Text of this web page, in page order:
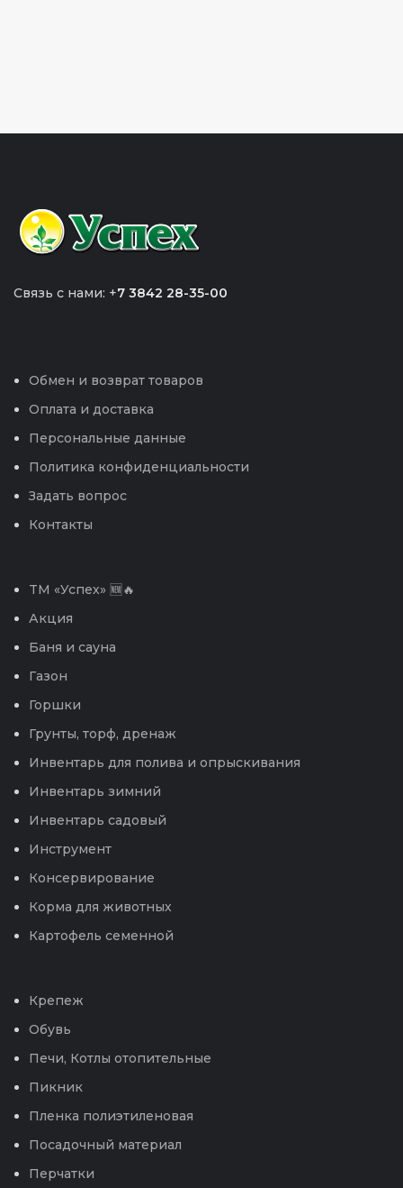
Связь с нами: +7 3842 28-35-00
Обмен и возврат товаров
Оплата и доставка
Персональные данные
Политика конфиденциальности
Задать вопрос
Контакты
TM «Успех» 🆕🔥
Акция
Баня и сауна
Газон
Горшки
Грунты, торф, дренаж
Инвентарь для полива и опрыскивания
Инвентарь зимний
Инвентарь садовый
Инструмент
Консервирование
Корма для животных
Картофель семенной
Крепеж
Обувь
Печи, Котлы отопительные
Пикник
Пленка полиэтиленовая
Посадочный материал
Перчатки